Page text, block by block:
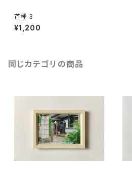
芒種 3
¥1,200
同じカテゴリの商品